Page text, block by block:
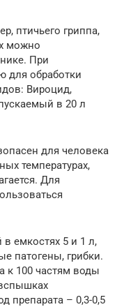
птичьего гриппа,
можно
При
для обработки
Вироцид,
в 20 л
для человека
температурах,
Для
емкостях 5 и 1 л,
патогены, грибки.
к 100 частям воды
препарата – 0,3-0,5